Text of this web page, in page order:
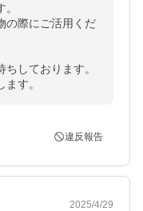
の際にご活用くだ
しております。
す。
違反報告
2025/4/29